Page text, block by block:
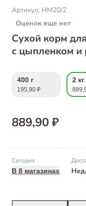
Артикул: НМ20/2
Оценок еще нет
Сухой корм
с цыпленком и
400 г
195,90 ₽
2 кг
889,90 ₽
Сегодня
В 8 магазинах